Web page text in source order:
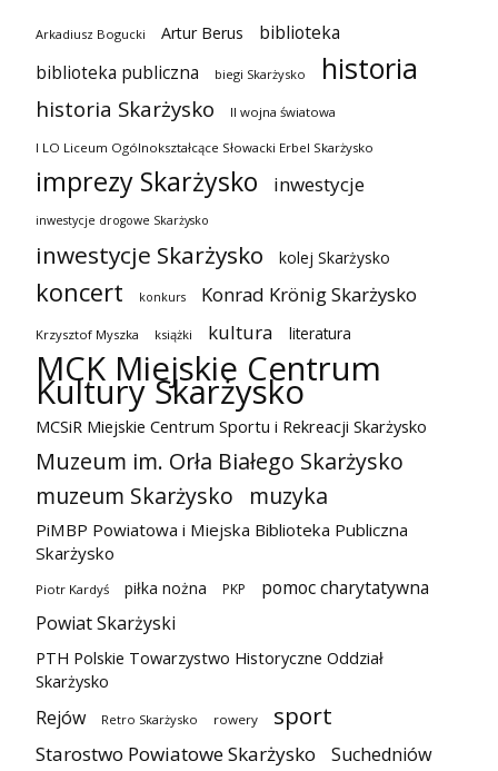
Arkadiusz Bogucki Artur Berus
biblioteka
biblioteka publiczna
biegi Skarżysko historia
historia Skarżysko II wojna światowa
I LO Liceum Ogólnokształcące Słowacki Erbel Skarżysko
imprezy Skarżysko inwestycje
inwestycje drogowe Skarżysko
inwestycje Skarżysko kolej Skarżysko
koncert konkurs Konrad Krönig Skarżysko
Krzysztof Myszka książki kultura literatura
MCK Miejskie Centrum
Kultury Skarżysko
MCSiR Miejskie Centrum Sportu i Rekreacji Skarżysko
Muzeum im. Orła Białego Skarżysko
muzeum Skarżysko
muzyka
PiMBP Powiatowa i Miejska Biblioteka Publiczna
Skarżysko
Piotr Kardyś piłka nożna PKP
pomoc charytatywna
Powiat Skarżyski
PTH Polskie Towarzystwo Historyczne Oddział
Skarżysko
Rejów Retro Skarżysko rowery sport
Starostwo Powiatowe Skarżysko Suchedniów